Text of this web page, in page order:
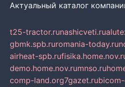
Актуальный каталог
t25-tractor.runashicveti.ru
gbmk.spb.ruromania-today.ru
airheat-spb.ru
demo.home.nov.rumnso.ru
comp-land.org7gazet.ru